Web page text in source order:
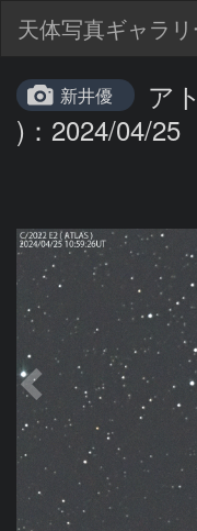
天体写真ギャラ
新井優
ア
)：2024/04/25